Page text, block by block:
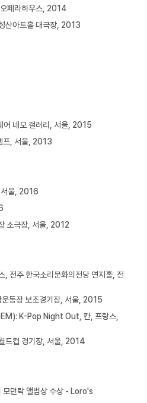
페라하우스, 2014
산아트홀 대극장, 2013
어 네모 갤러리, 서울, 2015
, 서울, 2013
서울, 2016
소극장, 서울, 2012
전주 한국소리문화의전당 연지홀, 전
동장 보조경기장, 서울, 2015
K-Pop Night Out, 칸, 프랑스,
드컵 경기장, 서울, 2014
모던락 앨범상 수상 - Loro's